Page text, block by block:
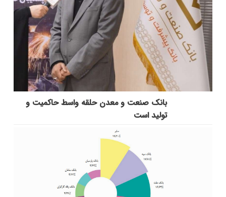
بانك صنعت و معدن حلقه واسط حاكمیت و
تولید است